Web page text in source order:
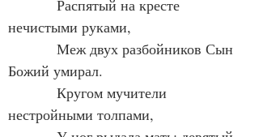
нечистыми руками,
Божий умирал.
нестройными толпами,